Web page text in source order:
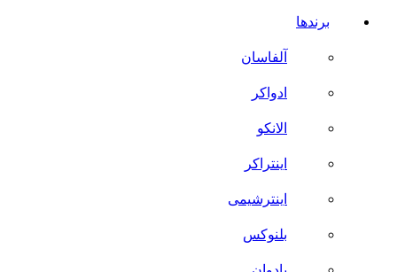
برندها
آلفاسان
ادواکر
الانکو
اینتراکر
اینترشیمی
بلنوکس